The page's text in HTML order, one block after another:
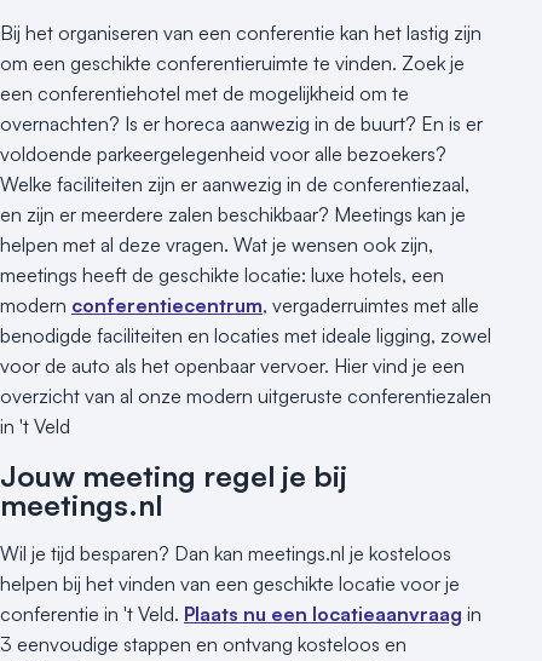
Bij het organiseren van een conferentie kan het lastig zijn
om een geschikte conferentieruimte te vinden. Zoek je
een conferentiehotel met de mogelijkheid om te
overnachten? Is er horeca aanwezig in de buurt? En is er
voldoende parkeergelegenheid voor alle bezoekers?
Welke faciliteiten zijn er aanwezig in de conferentiezaal,
en zijn er meerdere zalen beschikbaar? Meetings kan je
helpen met al deze vragen. Wat je wensen ook zijn,
meetings heeft de geschikte locatie: luxe hotels, een
modern conferentiecentrum, vergaderruimtes met alle
benodigde faciliteiten en locaties met ideale ligging, zowel
voor de auto als het openbaar vervoer. Hier vind je een
overzicht van al onze modern uitgeruste conferentiezalen
in 't Veld
Jouw meeting regel je bij
meetings.nl
Wil je tijd besparen? Dan kan meetings.nl je kosteloos
helpen bij het vinden van een geschikte locatie voor je
conferentie in 't Veld. Plaats nu een locatieaanvraag in
3 eenvoudige stappen en ontvang kosteloos en